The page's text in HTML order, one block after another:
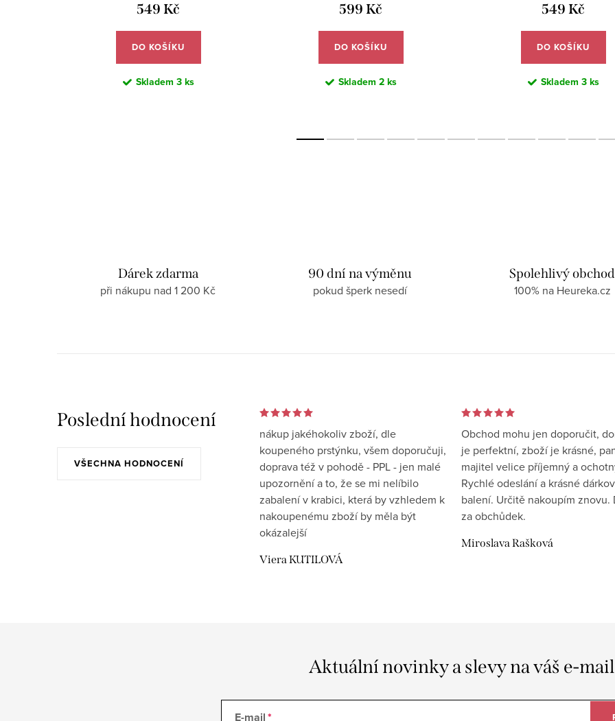
549 Kč
DO KOŠÍKU
Skladem 3 ks
599 Kč
DO KOŠÍKU
Skladem 2 ks
549 Kč
DO KOŠÍKU
Skladem 3 ks
Dárek zdarma
při nákupu nad 1 200 Kč
90 dní na výměnu
pokud šperk nesedí
Spolehlivý obchod
100% na Heureka.cz
Poslední hodnocení
VŠECHNA HODNOCENÍ
nákup jakéhokoliv zboží, dle
koupeného prstýnku, všem doporučuji,
doprava též v pohodě - PPL - jen malé
upozornění a to, že se mi nelíbilo
zabalení v krabici, která by vzhledem k
nakoupenému zboží by měla být
okázalejší
Viera KUTILOVÁ
Obchod mohu jen doporučit,
je perfektní, zboží je krásné,
majitel velice příjemný a
Rychlé odeslání a krásné
balení. Určitě nakoupím znovu.
za obchůdek.
Miroslava Rašková
Aktuální novinky a slevy na váš e-mail
E-mail